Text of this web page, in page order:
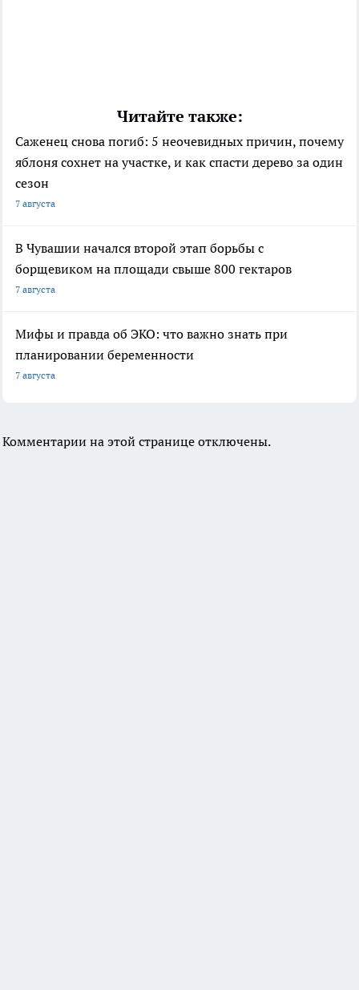
Читайте также:
Саженец снова погиб: 5 неочевидных причин, почему
яблоня сохнет на участке, и как спасти дерево за один
сезон
7 августа
В Чувашии начался второй этап борьбы с
борщевиком на площади свыше 800 гектаров
7 августа
Мифы и правда об ЭКО: что важно знать при
планировании беременности
7 августа
Комментарии на этой странице отключены.